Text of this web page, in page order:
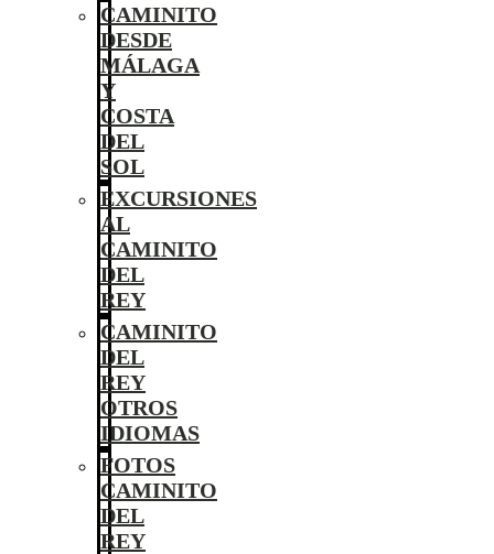
CAMINITO
DESDE
MÁLAGA
Y
COSTA
DEL
SOL
EXCURSIONES
AL
CAMINITO
DEL
REY
CAMINITO
DEL
REY
OTROS
IDIOMAS
FOTOS
CAMINITO
DEL
REY